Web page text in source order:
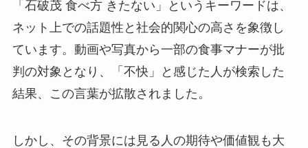
「石破茂 食べ方 きたない」というキーワードは、
ネット上での話題性と社会的関心の高さを象徴し
ています。動画や写真から一部の食事マナーが批
判の対象となり、「不快」と感じた人が検索した
結果、この言葉が拡散されました。
しかし、その背景には見る人の期待や価値観も大